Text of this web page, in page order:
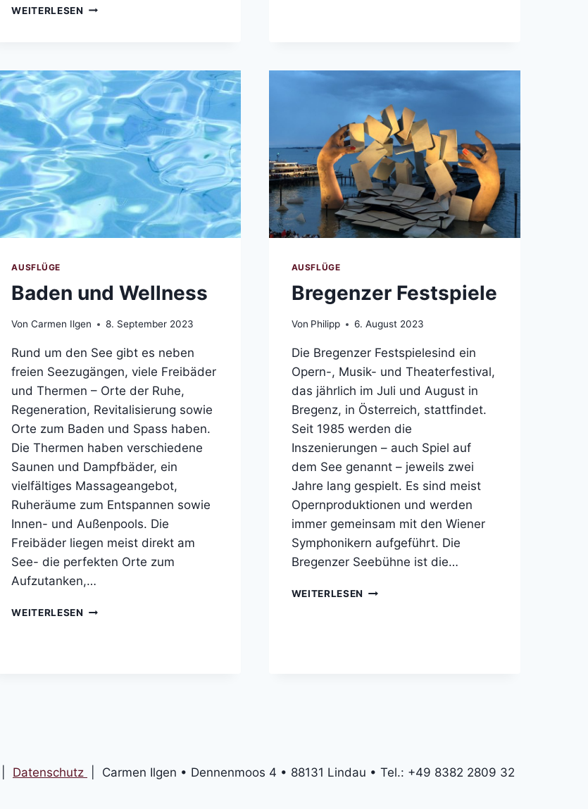
WEITERLESENBURGEN,
AUSFLÜGE
Baden und Wellness
Von Carmen Ilgen 8. September 2023
Rund um den See gibt es neben
freien Seezugängen, viele Freibäder
und Thermen – Orte der Ruhe,
Regeneration, Revitalisierung sowie
Orte zum Baden und Spass haben.
Die Thermen haben verschiedene
Saunen und Dampfbäder, ein
vielfältiges Massageangebot,
Ruheräume zum Entspannen sowie
Innen- und Außenpools. Die
Freibäder liegen meist direkt am
See- die perfekten Orte zum
Aufzutanken,…
WEITERLESENBADEN
AUSFLÜGE
Bregenzer Festspiele
Von Philipp 6. August 2023
Die Bregenzer Festspielesind ein
Opern-, Musik- und Theaterfestival,
das jährlich im Juli und August in
Bregenz, in Österreich, stattfindet.
Seit 1985 werden die
Inszenierungen – auch Spiel auf
dem See genannt – jeweils zwei
Jahre lang gespielt. Es sind meist
Opernproduktionen und werden
immer gemeinsam mit den Wiener
Symphonikern aufgeführt. Die
Bregenzer Seebühne ist die…
WEITERLESEN BREGENZER
Datenschutz | Carmen Ilgen • Dennenmoos 4 • 88131 Lindau • Tel.: +49 8382 2809 32